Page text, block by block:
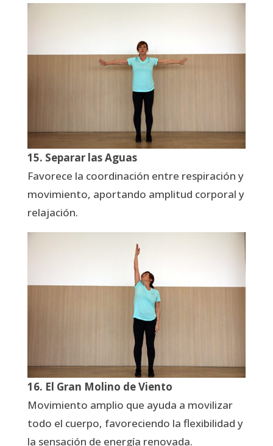
15. Separar las Aguas
Favorece la coordinación entre respiración y
movimiento, aportando amplitud corporal y
relajación.
16. El Gran Molino de Viento
Movimiento amplio que ayuda a movilizar
todo el cuerpo, favoreciendo la flexibilidad y
la sensación de energía renovada.